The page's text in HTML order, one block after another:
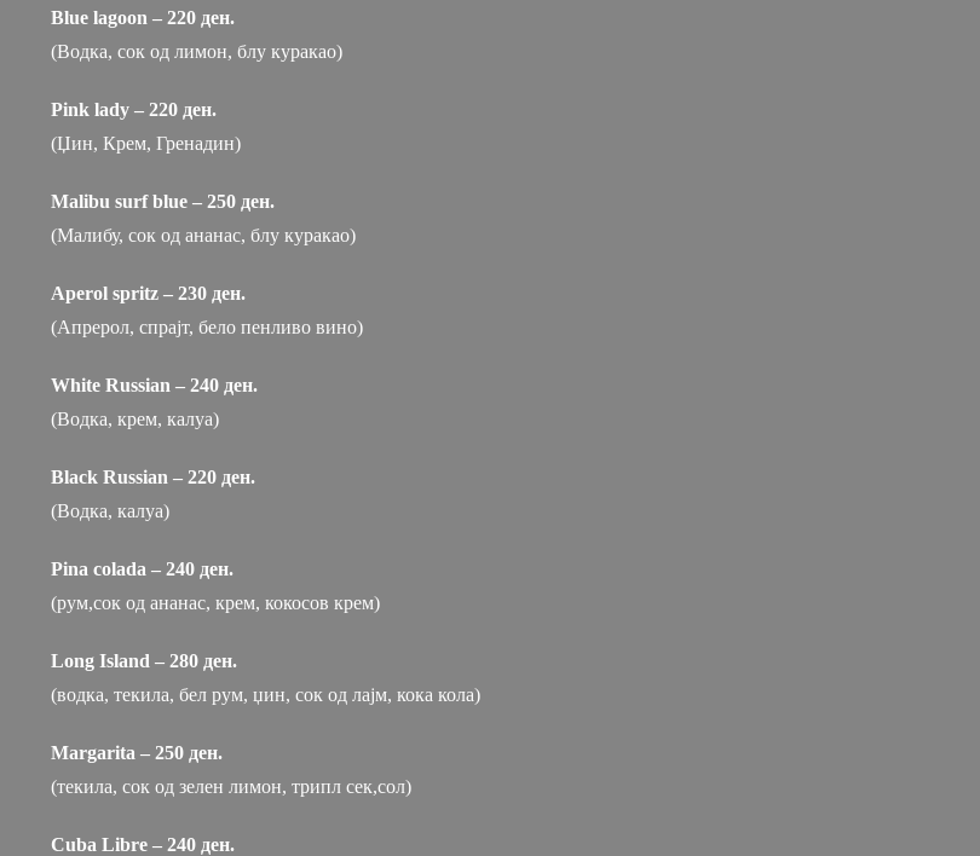
Blue lagoon – 220 ден.
(Водка, сок од лимон, блу куракао)
Pink lady – 220 ден.
(Џин, Крем, Гренадин)
Malibu surf blue – 250 ден.
(Малибу, сок од ананас, блу куракао)
Aperol spritz – 230 ден.
(Апрерол, спрајт, бело пенливо вино)
White Russian – 240 ден.
(Водка, крем, калуа)
Black Russian – 220 ден.
(Водка, калуа)
Pina colada – 240 ден.
(рум,сок од ананас, крем, кокосов крем)
Long Island – 280 ден.
(водка, текила, бел рум, џин, сок од лајм, кока кола)
Margarita – 250 ден.
(текила, сок од зелен лимон, трипл сек,сол)
Cuba Libre – 240 ден.